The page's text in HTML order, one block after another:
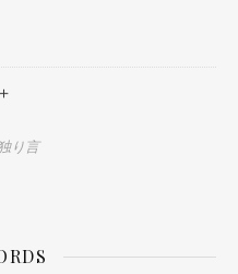
り言